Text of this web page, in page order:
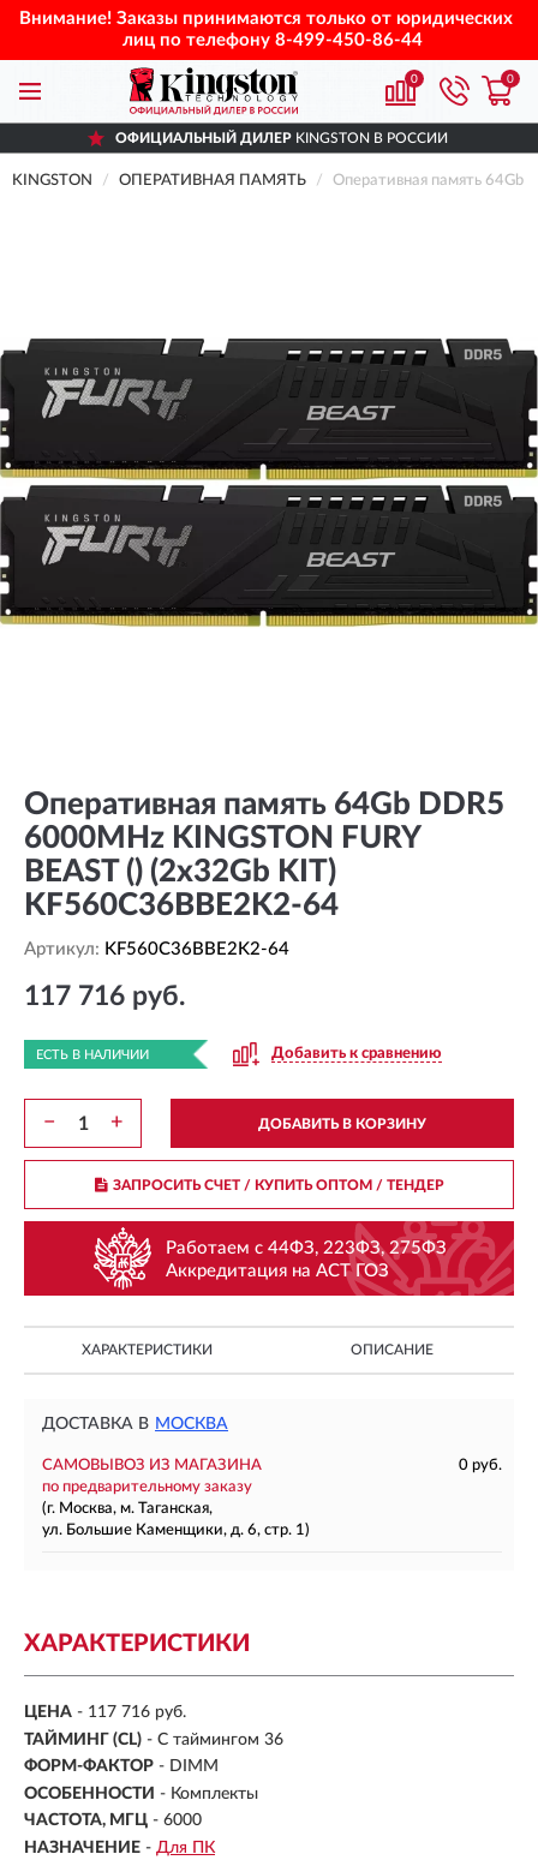
Внимание! Заказы принимаются только от юридических
лиц по телефону 8-499-450-86-44
0 0
ОФИЦИАЛЬНЫЙ ДИЛЕР KINGSTON В РОССИИ
KINGSTON ОПЕРАТИВНАЯ ПАМЯТЬ Оперативная память 64Gb
Оперативная память 64Gb DDR5
6000MHz KINGSTON FURY
BEAST () (2x32Gb KIT)
KF560C36BBE2K2-64
Артикул: KF560C36BBE2K2-64
117 716 руб.
ЕСТЬ В НАЛИЧИИ Добавить к сравнению
− + ДОБАВИТЬ В КОРЗИНУ
ЗАПРОСИТЬ СЧЕТ / КУПИТЬ ОПТОМ/ ТЕНДЕР
Работаем с 44ФЗ, 223ФЗ, 275ФЗ
Аккредитация на АСТ ГОЗ
ХАРАКТЕРИСТИКИ ОПИСАНИЕ
ДОСТАВКА В МОСКВА
САМОВЫВОЗ ИЗ МАГАЗИНА
0 руб.
по предварительному заказу
(г. Москва, м. Таганская,
ул. Большие Каменщики, д. 6, стр. 1)
ХАРАКТЕРИСТИКИ
ЦЕНА - 117 716 руб.
ТАЙМИНГ (CL) - С таймингом 36
ФОРМ-ФАКТОР - DIMM
ОСОБЕННОСТИ - Комплекты
ЧАСТОТА, МГЦ - 6000
НАЗНАЧЕНИЕ - Для ПК